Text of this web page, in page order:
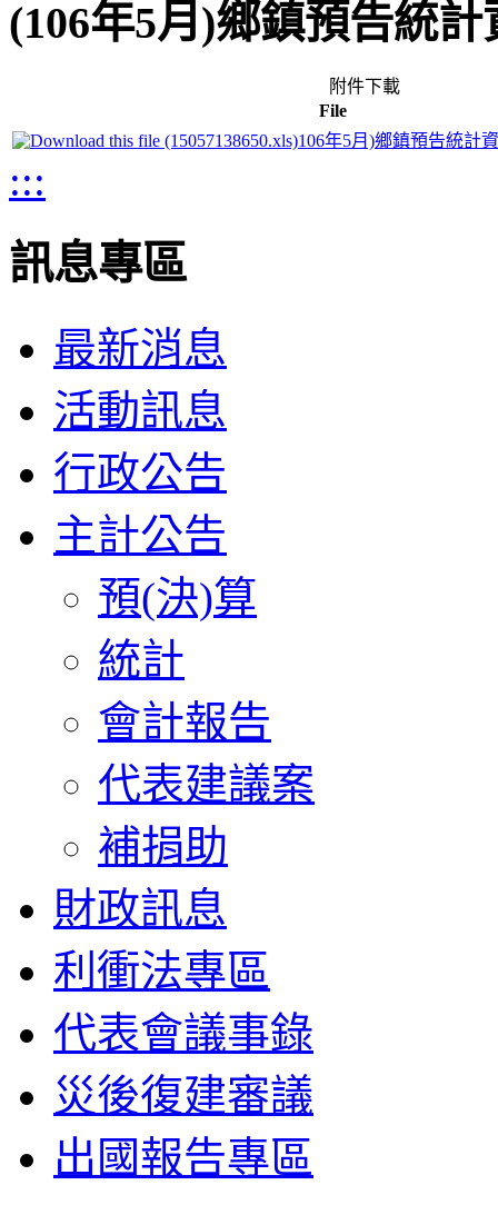
(106年5月)鄉鎮預告統
附件下載
File
106年5月)鄉鎮預告統計
:::
訊息專區
最新消息
活動訊息
行政公告
主計公告
預(決)算
統計
會計報告
代表建議案
補捐助
財政訊息
利衝法專區
代表會議事錄
災後復建審議
出國報告專區